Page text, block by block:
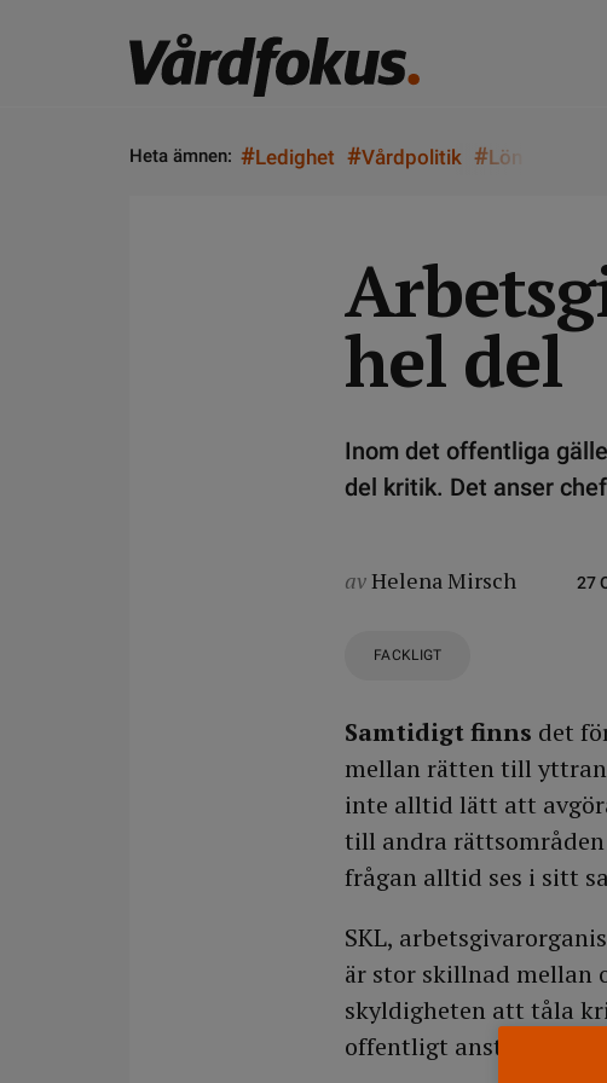
Heta ämnen: #Ledighet #Vårdpolitik #Lön
hel del
Inom det offentliga
del kritik. Det anser
avHelena Mirsch 27
FACKLIGT
Samtidigt finns det
mellan rätten till
inte alltid lätt att
till andra rättsområden
frågan alltid ses i sitt
SKL,
är stor skillnad mellan
skyldigheten att tåla
offentligt anställda är